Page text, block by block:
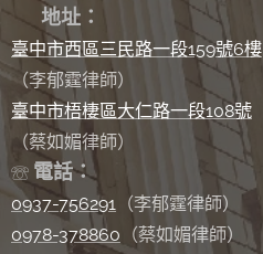
地址：
臺中市西區三民路一段159號6樓
（李郁霆律師）
臺中市梧棲區大仁路一段108號
（蔡如媚律師）
☏ 電話：
0937-756291 （李郁霆律師）
0978-378860 （蔡如媚律師）